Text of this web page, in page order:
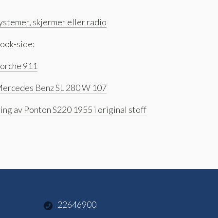
skjermer eller radio
side:
911
Benz SL 280 W 107
av Ponton S220 1955 i original stoff
22646900